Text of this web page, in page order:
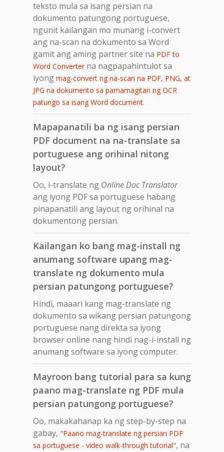
teksto mula sa isang persian na
dokumento patungong portuguese,
ngunit kailangan mo munang i-convert
ang na-scan na dokumento sa Word
gamit ang aming partner site na PDF to
Word Converterna nagpapahintulot sa
iyong mag-convert ng na-scan na PDF, PNG, at
JPG na dokumento sa pamamagitan ng OCR
patungo sa isang Word document.
Mapapanatili ba ng isang persian
PDF document na na-translate sa
portuguese ang orihinal nitong
layout?
Oo, i-translate ng Online Doc Translator
ang iyong PDF sa portuguese habang
pinapanatili ang layout ng orihinal na
dokumentong persian.
Kailangan ko bang mag-install ng
anumang software upang mag-
translate ng dokumento mula
persian patungong portuguese?
Hindi, maaari kang mag-translate ng
dokumento sa wikang persian patungong
portuguese nang direkta sa iyong
browser online nang hindi nag-i-install ng
anumang software sa iyong computer.
Mayroon bang tutorial para sa kung
paano mag-translate ng PDF mula
persian patungong portuguese?
Oo, makakahanap ka ng step-by-step na
gabay, "Paano mag-translate ng persian PDF
sa portuguese - video walk-through tutorial", na